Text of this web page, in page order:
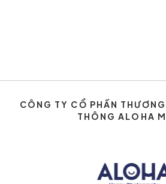
CÔNG TY CỔ PHẦN
THÔNG ALOHA